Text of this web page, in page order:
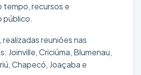
tempo, recursos e
público.
realizadas reuniões nas
Joinville, Criciúma, Blumenau,
Chapecó, Joaçaba e